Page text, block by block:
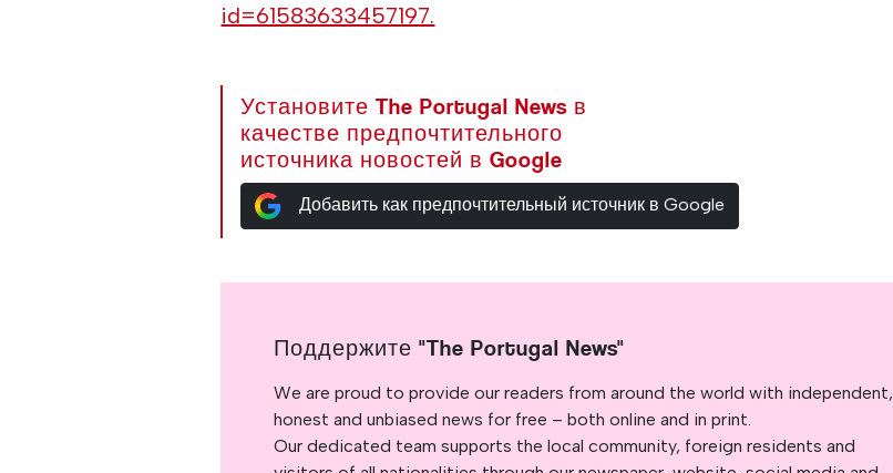
id=61583633457197.
Установите The Portugal News в
качестве предпочтительного
источника новостей в Google
Добавить как предпочтительный источник в Google
Поддержите "The Portugal News"
We are proud to provide our readers from around the world with independent,
honest and unbiased news for free – both online and in print.
Our dedicated team supports the local community, foreign residents and